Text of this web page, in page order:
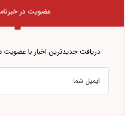
عضویت در
دریافت جدیدترین اخبار با عضویت